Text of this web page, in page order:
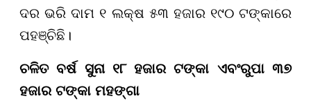
ଦର ଭରି ଦାମ ୧ ଲକ୍ଷ ୫୩ ହଜାର ୧୯୦ ଟଙ୍କାରେ
ପହଞ୍ଚିଛି।
ଚଳିତ ବର୍ଷ ସୁନା ୧୮ ହଜାର ଟଙ୍କା ଏବଂରୁପା ୩୭
ହଜାର ଟଙ୍କା ମହଙ୍ଗା